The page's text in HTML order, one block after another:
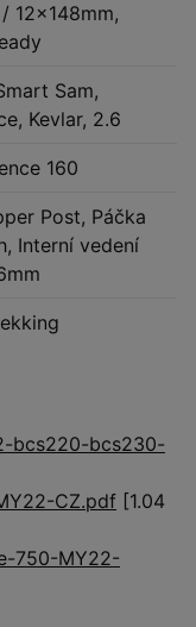
12x148mm,
Sam,
Kevlar, 2.6
160
Post, Páčka
Interní vedení
bcs220-bcs230-
CZ.pdf [1.04
750-MY22-